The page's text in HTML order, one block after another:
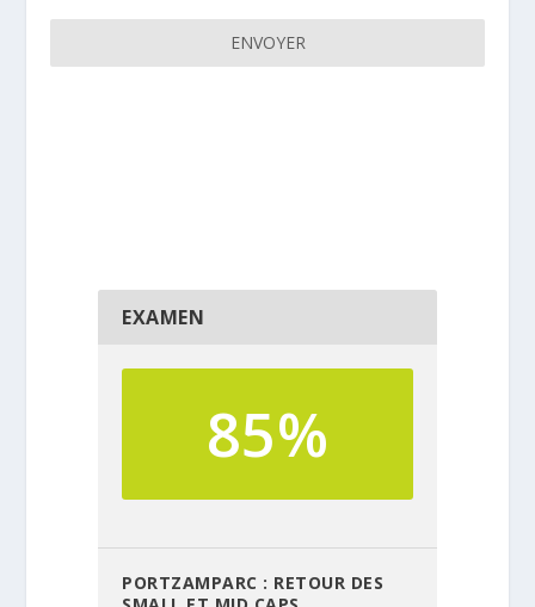
ENVOYER
EXAMEN
85%
PORTZAMPARC : RETOUR DES